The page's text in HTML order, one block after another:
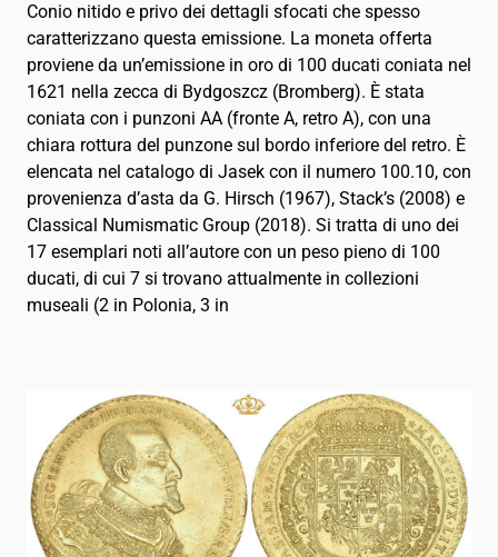
Conio nitido e privo dei dettagli sfocati che spesso
caratterizzano questa emissione. La moneta offerta
proviene da un’emissione in oro di 100 ducati coniata nel
1621 nella zecca di Bydgoszcz (Bromberg). È stata
coniata con i punzoni AA (fronte A, retro A), con una
chiara rottura del punzone sul bordo inferiore del retro. È
elencata nel catalogo di Jasek con il numero 100.10, con
provenienza d’asta da G. Hirsch (1967), Stack’s (2008) e
Classical Numismatic Group (2018). Si tratta di uno dei
17 esemplari noti all’autore con un peso pieno di 100
ducati, di cui 7 si trovano attualmente in collezioni
museali (2 in Polonia, 3 in